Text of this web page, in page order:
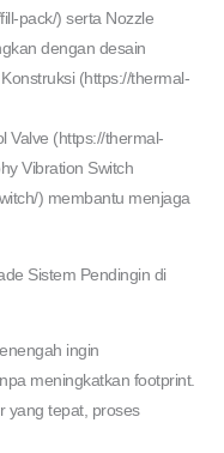
pack/) serta Nozzle
dengan desain
(https://thermal-
Valve (https://thermal-
Vibration Switch
) membantu menjaga
Sistem Pendingin di
ingin
meningkatkan footprint.
yang tepat, proses